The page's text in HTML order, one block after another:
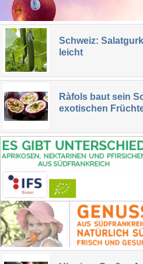
Schweiz:
leicht
Ràfols baut sein
exotischen